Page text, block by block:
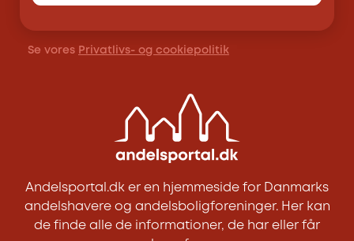
Se vores Privatlivs- og cookiepolitik
Andelsportal.dk er en hjemmeside for Danmarks
andelshavere og andelsboligforeninger. Her kan
de finde alle de informationer, de har eller får